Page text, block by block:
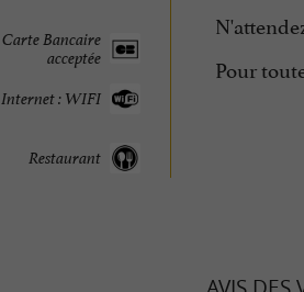
Carte Bancaire
acceptée
Internet : WIFI
Restaurant
Pour